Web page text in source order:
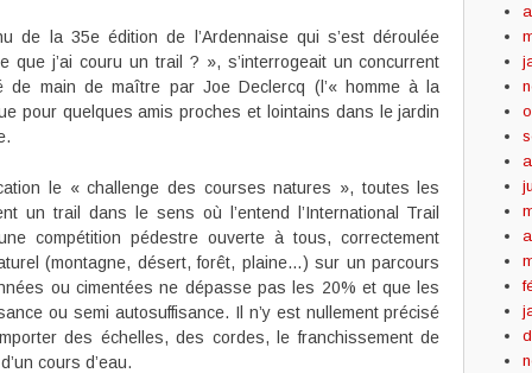
de la 35e édition de l’Ardennaise qui s’est déroulée
j’ai couru un trail ? », s’interrogeait un concurrent
de main de maître par Joe Declercq (l’« homme à la
pour quelques amis proches et lointains dans le jardin
le « challenge des courses natures », toutes les
un trail dans le sens où l’entend l’International Trail
compétition pédestre ouverte à tous, correctement
(montagne, désert, forêt, plaine…) sur un parcours
ou cimentées ne dépasse pas les 20% et que les
ou semi autosuffisance. Il n’y est nullement précisé
des échelles, des cordes, le franchissement de
cours d’eau.